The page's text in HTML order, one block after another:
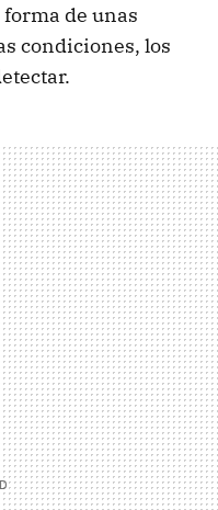
de unas
condiciones, los